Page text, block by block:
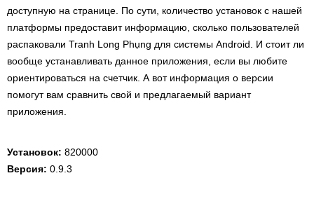
доступную на странице. По сути, количество установок с нашей
платформы предоставит информацию, сколько пользователей
распаковали Tranh Long Phụng для системы Android. И стоит ли
вообще устанавливать данное приложения, если вы любите
ориентироваться на счетчик. А вот информация о версии
помогут вам сравнить свой и предлагаемый вариант
приложения.
Установок: 820000
Версия: 0.9.3